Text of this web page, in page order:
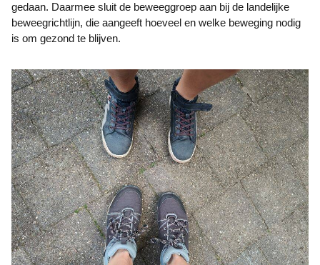
gedaan. Daarmee sluit de beweeggroep aan bij de landelijke
beweegrichtlijn, die aangeeft hoeveel en welke beweging nodig
is om gezond te blijven.